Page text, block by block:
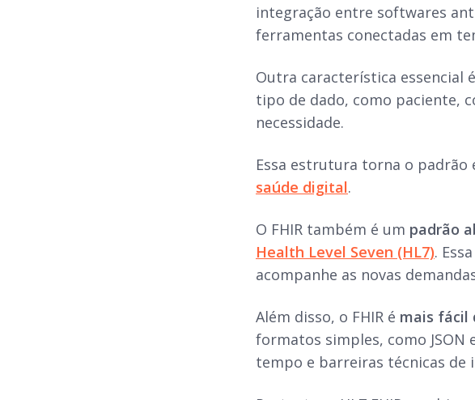
integração entre softwares
ferramentas conectadas em
Outra característica essencial
tipo de dado, como paciente,
necessidade.
Essa estrutura torna o padrão
saúde digital.
O FHIR também é um padrão
Health Level Seven (HL7).
acompanhe as novas
Além disso, o FHIR é mais fácil
formatos simples, como JSON
tempo e barreiras técnicas de